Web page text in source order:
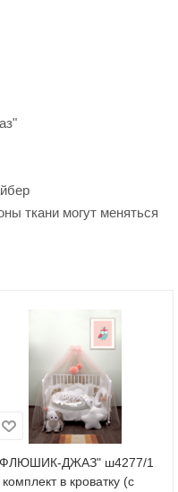
ткани могут меняться
ДЖАЗ" ш4277/1
в кроватку (с